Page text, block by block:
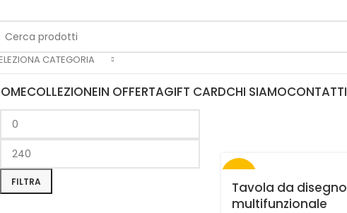
CATEGORIA
COLLEZIONEIN OFFERTAGIFT CARDCHI SIAMOCONTATTI
FILTRA
Tavola da disegno
multifunzionale